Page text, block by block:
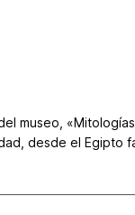
museo,
desde el Egipto